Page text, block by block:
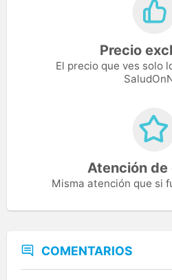
Precio
El precio que ves solo
Atención de
Misma atención que si
COMENTARIOS